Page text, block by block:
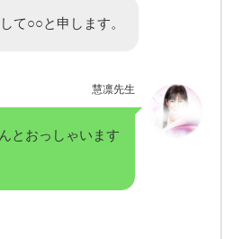
て○○と申します。
慧凛先生
とおっしゃいます